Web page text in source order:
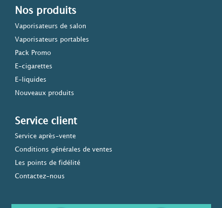
Nos produits
Vaporisateurs de salon
Vaporisateurs portables
Pack Promo
E-cigarettes
E-liquides
Nouveaux produits
Service client
Service après-vente
Conditions générales de ventes
Les points de fidélité
Contactez-nous